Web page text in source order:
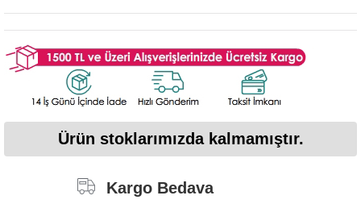
Ürün stoklarımızda kalmamıştır.
Kargo Bedava